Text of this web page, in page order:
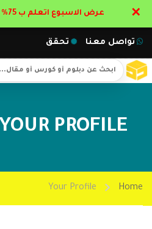
تواصل معنا تحقق
YOUR PROFILE
Home
Your Profile
عرض الاسبوع اتعلم ب 75% خصم : احجز مقعدك الان ✕